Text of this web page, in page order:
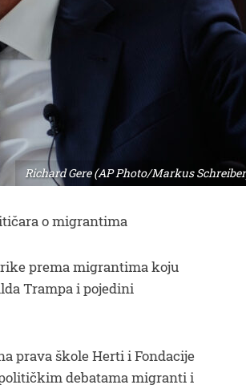
Richard Gere (AP Photo/Markus
o migrantima
prema migrantima koju
Trampa i pojedini
prava škole Herti i Fondacije
debatama migranti i